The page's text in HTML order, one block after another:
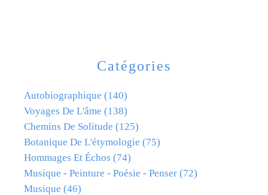
Catégories
Autobiographique (140)
Voyages De L'âme (138)
Chemins De Solitude (125)
Botanique De L'étymologie (75)
Hommages Et Échos (74)
Musique - Peinture - Poésie - Penser (72)
Musique (46)